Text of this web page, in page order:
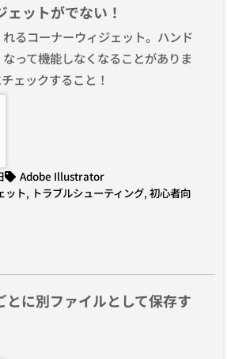
ェットがでない！
るコーナーウィジェット。ハンド
って機能しなくなることがありま
ェックすること！
Adobe Illustrator
ット, トラブルシューティング, 初心者向
とに別ファイルとして保存す